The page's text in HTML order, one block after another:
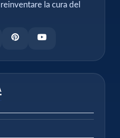
la cura del